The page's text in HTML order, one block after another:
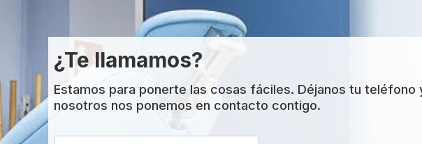
¿Te llamamos?
Estamos para ponerte las cosas fáciles. Déjanos tu teléfono
nosotros nos ponemos en contacto contigo.